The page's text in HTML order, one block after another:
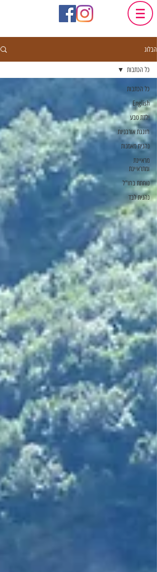
הבלוג
כל הכתבות
English
ילדת טבע
חוגגת אורבניות
נהנית מאמנות
מראיינת
ומתראיינת
נוחתת בחו"ל
נהנית לבד
כל הכתבות